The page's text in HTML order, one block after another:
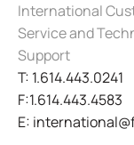
International
Service and
Support
T: 1.614.443.0241
F:1.614.443.4583
E: